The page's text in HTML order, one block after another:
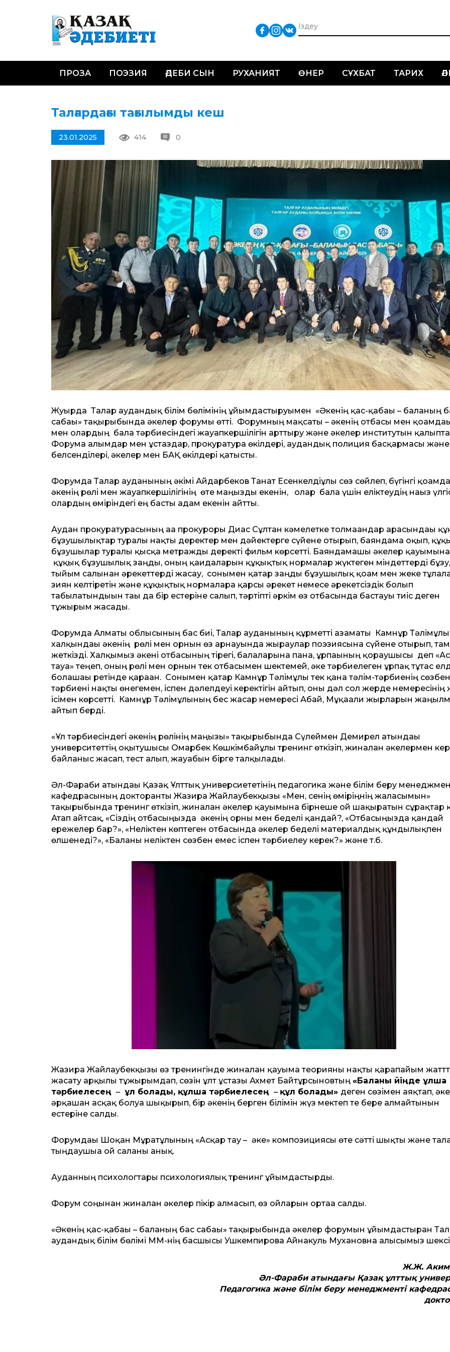
ПРОЗА ПОЭЗИЯ ӘДЕБИ СЫН РУХАНИЯТ ӨНЕР СҰХБАТ ТАРИХ
Талғардағы тағылымды кеш
23.01.2025 414 0
Жуырда Талғар аудандық білім бөлімінің ұйымдастыруымен «Әкенің қас-қабағы – баланың
сабағы» тақырыбында әкелер форумы өтті. Форумның мақсаты – әкенің отбасы мен
мен олардың бала тәрбиесіндегі жауапкершілігін арттыру және әкелер институтын
Форумға ғалымдар мен ұстаздар, прокуратура өкілдері, аудандық полиция басқармасы және
белсенділері, әкелер мен БАҚ өкілдері қатысты.
Форумда Талғар ауданының әкімі Айдарбеков Танат Есенкелдіұлы сөз сөйлеп, бүгінгі
әкенің рөлі мен жауапкершілігінің өте маңызды екенін, олар бала үшін еліктеудің нағыз
олардың өміріндегі ең басты адам екенін айтты.
Аудан прокуратурасының аға прокуроры Диас Сұлтан кәмелетке толмағандар арасындағы
бұзушылықтар туралы нақты деректер мен дәйектерге сүйене отырып, баяндама оқып,
бұзушылар туралы қысқа метражды деректі фильм көрсетті. Баяндамашы әкелер қауымына
құқық бұзушылық заңды, оның қағидаларын құқықтық нормалар жүктеген міндеттерді бұзу,
тыйым салынған әрекеттерді жасау, сонымен қатар заңды бұзушылық қоғам мен жеке
зиян келтіретін және құқықтық нормаларға қарсы әрекет немесе әрекетсіздік болып
табылатындығын тағы да бір естеріне салып, тәртіпті әркім өз отбасында бастауы тиіс деген
тұжырым жасады.
Форумда Алматы облысының бас биі, Талғар ауданының құрметті азаматы Камнұр
халқындағы әкенің рөлі мен орнын өз арнауында жыраулар поэзиясына сүйене отырып,
жеткізді. Халқымыз әкені отбасының тірегі, балаларына пана, ұрпағының қорғаушысы деп
тауға» теңеп, оның рөлі мен орнын тек отбасымен шектемей, әке тәрбиелеген ұрпақ тұтас
болашағы ретінде қараған. Сонымен қатар Камнұр Тәлімұлы тек қана тәлім-тәрбиенің
тәрбиені нақты өнегемен, іспен дәлелдеуі керектігін айтып, оны дәл сол жерде немересінің
ісімен көрсетті. Камнұр Тәлімұлының бес жасар немересі Абай, Мұқағали жырларын
айтып берді.
«Ұл тәрбиесіндегі әкенің рөлінің маңызы» тақырыбында Сүлеймен Демирел атындағы
университеттің оқытушысы Омарбек Көшкімбайұлы тренинг өткізіп, жиналған әкелермен
байланыс жасап, тест алып, жауабын бірге талқылады.
Әл-Фараби атындағы Қазақ Ұлттық универсиететінің педагогика және білім беру
кафедрасының докторанты Жазира Жайлаубекқызы «Мен, сенің өміріңнің жалғасымын»
тақырыбында тренинг өткізіп, жиналған әкелер қауымына бірнеше ой шақыратын сұрақтар
Атап айтсақ, «Сіздің отбасыңызда әкенің орны мен беделі қандай?, «Отбасыңызда қандай
ережелер бар?», «Неліктен көптеген отбасында әкелер беделі материалдық құндылықпен
өлшенеді?», «Баланы неліктен сөзбен емес іспен тәрбиелеу керек?» және т.б.
Жазира Жайлаубекқызы өз тренингінде жиналған қауымға теорияны нақты қарапайым
жасату арқылы тұжырымдап, сөзін ұлт ұстазы Ахмет Байтұрсыновтың «Баланы үйіңде ұлша
тәрбиелесең – ұл болады, құлша тәрбиелесең – құл болады» деген сөзімен аяқтап,
әрқашан асқақ болуға шықырып, бір әкенің берген білімін жүз мектеп те бере алмайтынын
естеріне салды.
Форумдағы Шоқан Мұратұлының «Асқар тау – әке» композициясы өте сәтті шықты және
тыңдаушыға ой салғаны анық.
Ауданның психологтары психологиялық тренинг ұйымдастырды.
Форум соңынан жиналған әкелер пікір алмасып, өз ойларын ортаға салды.
«Әкенің қас-қабағы – баланың бас сабағы» тақырыбында әкелер форумын ұйымдастырған
аудандық білім бөлімі ММ-нің басшысы Ушкемпирова Айнакуль Мухановна алғысымыз
Ж.Ж.
Әл-Фараби атындағы Қазақ ұлттық
Педагогика және білім беру менеджменті